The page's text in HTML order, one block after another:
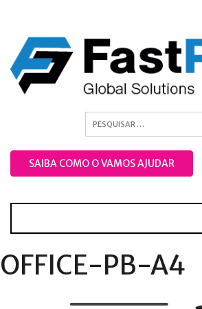
SAIBA COMO O VAMOS AJUDAR
OFFICE-PB-A4